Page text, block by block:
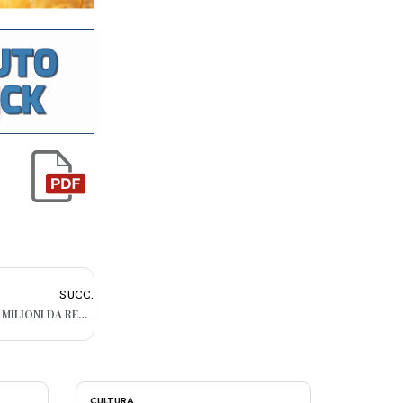
SUCC.
TASSE COMUNALI ARRETRATE, A BARI 140 MILIONI DA RECUPERARE: “AZZERARE LE SANZIONI”
CULTURA